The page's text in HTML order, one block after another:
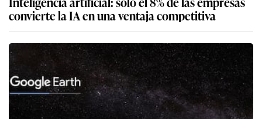
convierte la IA en una ventaja competitiva